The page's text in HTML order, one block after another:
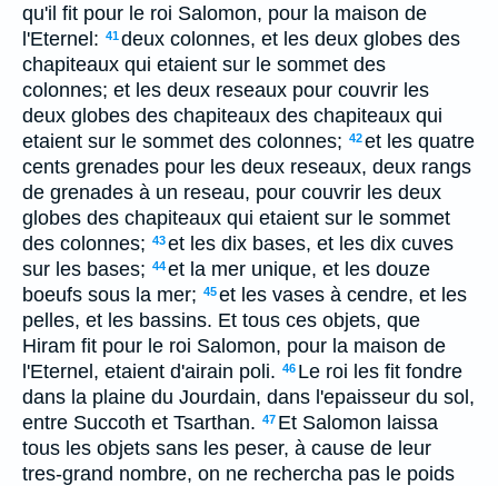
qu'il fit pour le roi Salomon, pour la maison de
l'Eternel: 41deux colonnes, et les deux globes des
chapiteaux qui etaient sur le sommet des
colonnes; et les deux reseaux pour couvrir les
deux globes des chapiteaux des chapiteaux qui
etaient sur le sommet des colonnes; 42et les quatre
cents grenades pour les deux reseaux, deux rangs
de grenades à un reseau, pour couvrir les deux
globes des chapiteaux qui etaient sur le sommet
des colonnes; 43et les dix bases, et les dix cuves
sur les bases; 44et la mer unique, et les douze
boeufs sous la mer; 45et les vases à cendre, et les
pelles, et les bassins. Et tous ces objets, que
Hiram fit pour le roi Salomon, pour la maison de
l'Eternel, etaient d'airain poli. 46 Le roi les fit fondre
dans la plaine du Jourdain, dans l'epaisseur du sol,
entre Succoth et Tsarthan. 47 Et Salomon laissa
tous les objets sans les peser, à cause de leur
tres-grand nombre, on ne rechercha pas le poids